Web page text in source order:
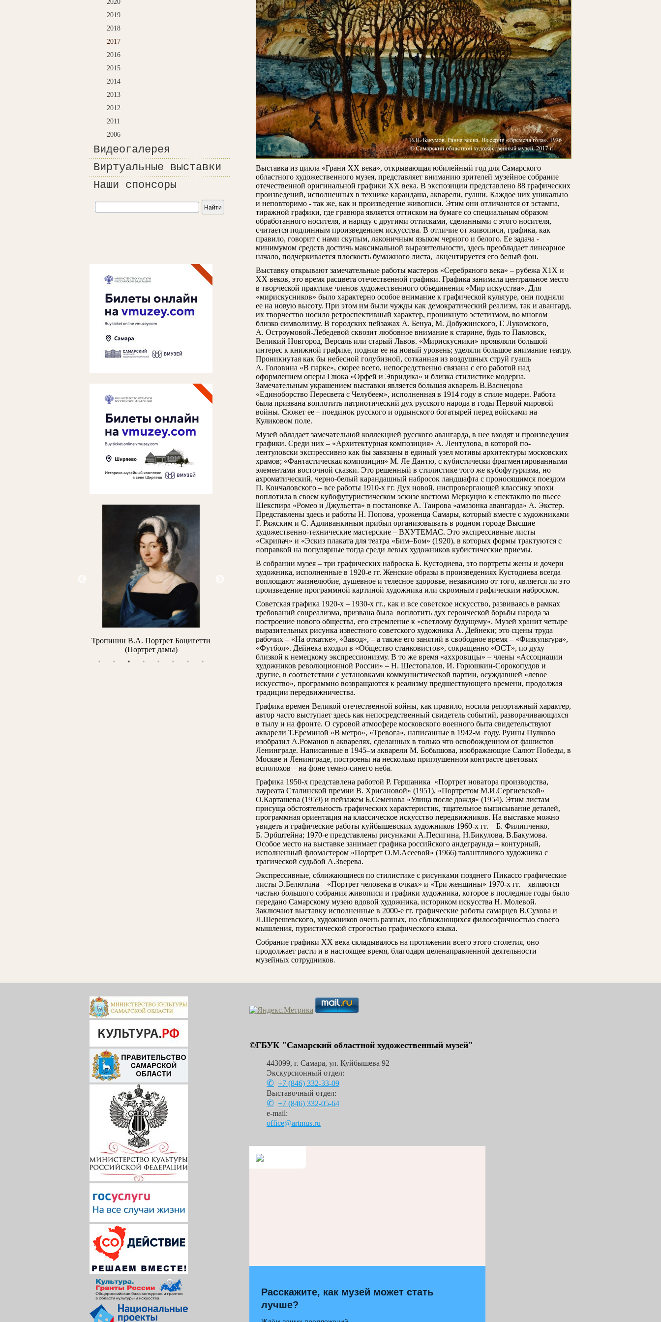
2020
2019
2018
2017
2016
2015
2014
2013
2012
2011
2006
Видеогалерея
Виртуальные выставки
Наши спонсоры
Тропинин В.А. Портрет Боцигетти
(Портрет дамы)
Ледантю М.В. Кожевники на Куре Шишкин И.И. Ель. Этюд
Верещагин П.П. Вид Нижнего
Новгорода
Выставка из цикла «Грани ХХ века», открывающая юбилейный год для Самарского
областного художественного музея, представляет вниманию зрителей музейное собрание
отечественной оригинальной графики ХХ века. В экспозиции представлено 88 графических
произведений, исполненных в технике карандаша, акварели, гуаши. Каждое них уникально
и неповторимо - так же, как и произведение живописи. Этим они отличаются от эстампа,
тиражной графики, где гравюра является оттиском на бумаге со специальным образом
обработанного носителя, и наряду с другими оттисками, сделанными с этого носителя,
считается подлинным произведением искусства. В отличие от живописи, графика, как
правило, говорит с нами скупым, лаконичным языком черного и белого. Ее задача -
минимумом средств достичь максимальной выразительности, здесь преобладает линеарное
начало, подчеркивается плоскость бумажного листа, акцентируется его белый фон.
Выставку открывают замечательные работы мастеров «Серебряного века» – рубежа Х1Х и
ХХ веков, это время расцвета отечественной графики. Графика занимала центральное место
в творческой практике членов художественного объединения «Мир искусства». Для
«мирискусников» было характерно особое внимание к графической культуре, они подняли
ее на новую высоту. При этом им были чужды как демократический реализм, так и авангард,
их творчество носило ретроспективный характер, проникнуто эстетизмом, во многом
близко символизму. В городских пейзажах А. Бенуа, М. Добужинского, Г. Лукомского,
А. Остроумовой-Лебедевой сквозит любовное внимание к старине, будь то Павловск,
Великий Новгород, Версаль или старый Львов. «Мирискусники» проявляли большой
интерес к книжной графике, подняв ее на новый уровень; уделяли большое внимание театру.
Проникнутая как бы небесной голубизной, сотканная из воздушных струй гуашь
А. Головина «В парке», скорее всего, непосредственно связана с его работой над
оформлением оперы Глюка «Орфей и Эвридика» и близка стилистике модерна.
Замечательным украшением выставки является большая акварель В.Васнецова
«Единоборство Пересвета с Челубеем», исполненная в 1914 году в стиле модерн. Работа
была призвана воплотить патриотический дух русского народа в годы Первой мировой
войны. Сюжет ее – поединок русского и ордынского богатырей перед войсками на
Куликовом поле.
Музей обладает замечательной коллекцией русского авангарда, в нее входят и произведения
графики. Среди них – «Архитектурная композиция» А. Лентулова, в которой по-
лентуловски экспрессивно как бы завязаны в единый узел мотивы архитектуры московских
храмов; «Фантастическая композиция» М. Ле Дантю, с кубистически фрагментированными
элементами восточной сказки. Это решенный в стилистике того же кубофутуризма, но
ахроматический, черно-белый карандашный набросок ландшафта с проносящимся поездом
П. Кончаловского – все работы 1910-х гг. Дух новой, ниспровергающей классику эпохи
воплотила в своем кубофутуристическом эскизе костюма Меркуцио к спектаклю по пьесе
Шекспира «Ромео и Джульетта» в постановке А. Таирова «амазонка авангарда» А. Экстер.
Представлены здесь и работы Н. Попова, уроженца Самары, который вместе с художниками
Г. Ряжским и С. Адливанкиным прибыл организовывать в родном городе Высшие
художественно-технические мастерские – ВХУТЕМАС. Это экспрессивные листы
«Скрипач» и «Эскиз плаката для театра «Бим–Бом» (1920), в которых формы трактуются с
поправкой на популярные тогда среди левых художников кубистические приемы.
В собрании музея – три графических наброска Б. Кустодиева, это портреты жены и дочери
художника, исполненные в 1920-е гг. Женские образы в произведениях Кустодиева всегда
воплощают жизнелюбие, душевное и телесное здоровье, независимо от того, является ли это
произведение программной картиной художника или скромным графическим наброском.
Советская графика 1920-х – 1930-х гг., как и все советское искусство, развиваясь в рамках
требований соцреализма, призвана была воплотить дух героической борьбы народа за
построение нового общества, его стремление к «светлому будущему». Музей хранит четыре
выразительных рисунка известного советского художника А. Дейнеки; это сцены труда
рабочих – «На откатке», «Завод», – а также его занятий в свободное время – «Физкультура»,
«Футбол». Дейнека входил в «Общество станковистов», сокращенно «ОСТ», по духу
близкой к немецкому экспрессионизму. В то же время «аххровццы» – члены «Ассоциации
художников революционной России» – Н. Шестопалов, И. Горюшкин-Сорокопудов и
другие, в соответствии с установками коммунистической партии, осуждавшей «левое
искусство», программно возвращаются к реализму предшествующего времени, продолжая
традиции передвижничества.
Графика времен Великой отечественной войны, как правило, носила репортажный характер,
автор часто выступает здесь как непосредственный свидетель событий, разворачивающихся
в тылу и на фронте. О суровой атмосфере московского военного быта свидетельствуют
акварели Т.Ереминой «В метро», «Тревога», написанные в 1942-м году. Руины Пулково
изобразил А.Романов в акварелях, сделанных в только что освобожденном от фашистов
Ленинграде. Написанные в 1945–м акварели М. Бобышова, изображающие Салют Победы, в
Москве и Ленинграде, построены на несколько приглушенном контрасте цветовых
всполохов – на фоне темно-синего неба.
Графика 1950-х представлена работой Р. Гершаника «Портрет новатора производства,
лауреата Сталинской премии В. Хрисановой» (1951), «Портретом М.И.Сергиевской»
О.Карташева (1959) и пейзажем Б.Семенова «Улица после дождя» (1954). Этим листам
присуща обстоятельность графических характеристик, тщательное выписывание деталей,
программная ориентация на классическое искусство передвижников. На выставке можно
увидеть и графические работы куйбышевских художников 1960-х гг. – Б. Филипченко,
Б. Эрбштейна; 1970-е представлены рисунками А.Песигина, Н.Бикулова, В.Бакумова.
Особое место на выставке занимает графика российского андеграунда – контурный,
исполненный фломастером «Портрет О.М.Асеевой» (1966) талантливого художника с
трагической судьбой А.Зверева.
Экспрессивные, сближающиеся по стилистике с рисунками позднего Пикассо графические
листы Э.Белютина – «Портрет человека в очках» и «Три женщины» 1970-х гг. – являются
частью большого собрания живописи и графики художника, которое в последние годы было
передано Самарскому музею вдовой художника, историком искусства Н. Молевой.
Заключают выставку исполненные в 2000-е гг. графические работы самарцев В.Сухова и
Л.Шерешевского, художников очень разных, но сближающихся философичностью своего
мышления, пуристической строгостью графического языка.
Собрание графики ХХ века складывалось на протяжении всего этого столетия, оно
продолжает расти и в настоящее время, благодаря целенаправленной деятельности
музейных сотрудников.
©ГБУК "Самарский областной художественный музей"
443099, г. Самара, ул. Куйбышева 92
Экскурсионный отдел:
+7 (846) 332-33-09
Выставочный отдел:
+7 (846) 332-05-64
e-mail:
office@artmus.ru
Расскажите, как музей может стать
лучше?